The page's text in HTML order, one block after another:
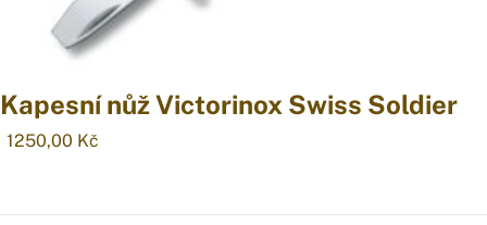
Kapesní nůž Victorinox Swiss Soldier
1250,00 Kč